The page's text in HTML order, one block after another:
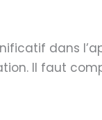
dans
Il faut